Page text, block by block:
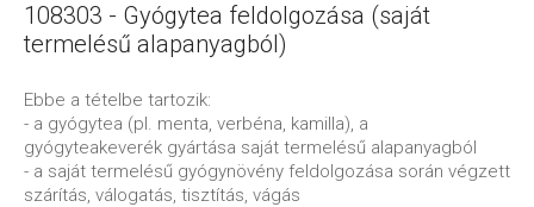
ÁTALAKULÁS
ENGEDÉLYKÖTELES
KAPCSOLAT
108303 - Gyógytea feldolgozása (saját
termelésű alapanyagból)
Ebbe a tételbe tartozik:
- a gyógytea (pl. menta, verbéna, kamilla), a
gyógyteakeverék gyártása saját termelésű alapanyagból
- a saját termelésű gyógynövény feldolgozása során végzett
szárítás, válogatás, tisztítás, vágás